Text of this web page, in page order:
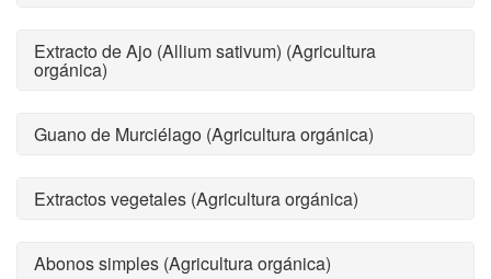
Extracto de Ajo (Allium sativum) (Agricultura
orgánica)
Guano de Murciélago (Agricultura orgánica)
Extractos vegetales (Agricultura orgánica)
Abonos simples (Agricultura orgánica)